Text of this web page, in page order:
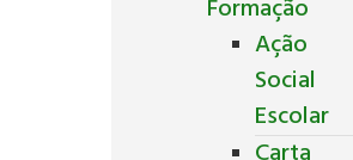
Formação
Ação
Social
Escolar